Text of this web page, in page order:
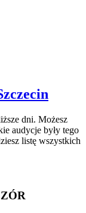
dni. Możesz
audycje były tego
listę wszystkich